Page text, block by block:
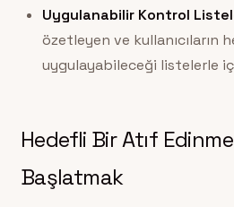
Uygulanabilir Kontrol
özetleyen ve kullanıcıların
uygulayabileceği listelerle
Hedefli Bir Atıf
Başlatmak